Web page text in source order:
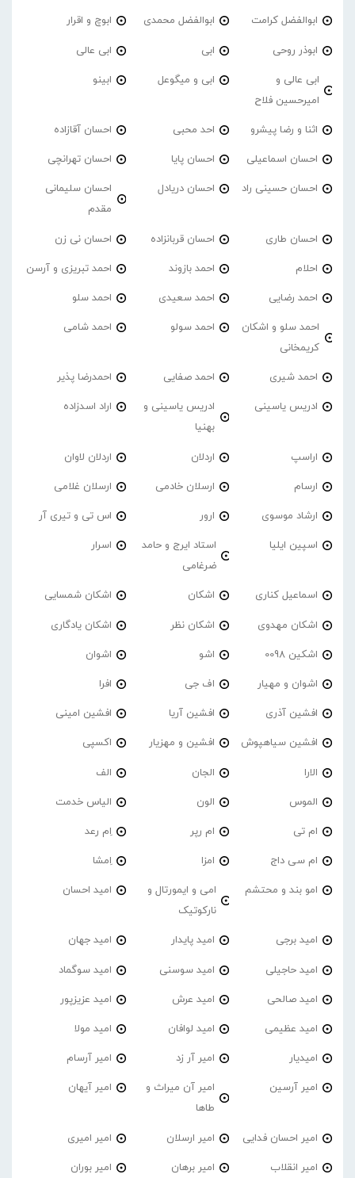
ابوالفضل کرامت ابوالفضل محمدی ابوچ و اقرار
ابوذر روحی ابی ابی عالی
ابی عالی و
امیرحسین فلاح
ابی و میگوعل ابینو
اثنا و رضا پیشرو احد محبی احسان آقازاده
احسان اسماعیلی احسان پایا احسان تهرانچی
احسان حسینی راد احسان دریادل
احسان سلیمانی
مقدم
احسان طاری احسان قربانزاده احسان نی زن
احلام احمد بازوند احمد تبریزی و آرسن
احمد‌ رضایی احمد سعیدی احمد سلو
احمد سلو و اشکان
کریمخانی
احمد سولو احمد شامی
احمد شیری احمد صفایی احمدرضا پذیر
ادریس یاسینی
ادریس یاسینی و
بهنیا
اراد اسدزاده
اراسپ اردلان اردلان لاوان
ارسام ارسلان خادمی ارسلان غلامی
ارشاد موسوی ارور اس تی و تیری آر
اسپین ایلیا
استاد ایرج و حامد
ضرغامی
اسرار
اسماعیل کناری اشکان اشکان شمسایی
اشکان مهدوی اشکان نظر اشکان یادگاری
اشکین 0098 اشو اشوان
اشوان و مهیار اف جی افرا
افشین آذری افشین آریا افشین امینی
افشین سیاهپوش افشین و مهزیار اکسپی
الارا الجان الف
الموس الون الیاس خدمت
ام تی ام رپر اِم رعد
ام سی داج امزا اِمشا
امو بند و محتشم
امی و ایمورتال و
نارکوتیک
امید احسان
امید برجی امید پایدار امید جهان
امید حاجیلی امید سوسنی امید سوگماد
امید صالحی امید عرش امید عزیزپور
امید عظیمی امید لوافان امید مولا
امیدیار امیر آر زد امیر آرسام
امیر آرسین
امیر آن میراث و
طاها
امیر آیهان
امیر احسان فدایی امیر ارسلان امیر امیری
امیر انقلاب امیر برهان امیر‌ بوران